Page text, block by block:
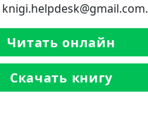
Читать онлайн
Скачать книгу